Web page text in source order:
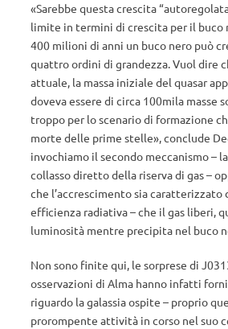
«Sarebbe questa crescita
limite in termini di crescita per il buco
400 milioni di anni un buco nero può
quattro ordini di grandezza. Vuol dire
attuale, la massa iniziale del quasar
doveva essere di circa 100mila masse
troppo per lo scenario di formazione
morte delle prime stelle», conclude
invochiamo il secondo meccanismo –
collasso diretto della riserva di gas –
che l’accrescimento sia caratterizzato
efficienza radiativa – che il gas liberi,
luminosità mentre precipita nel buco
Non sono finite qui, le sorprese di
osservazioni di Alma hanno infatti
riguardo la galassia ospite – proprio
prorompente attività in corso nel suo